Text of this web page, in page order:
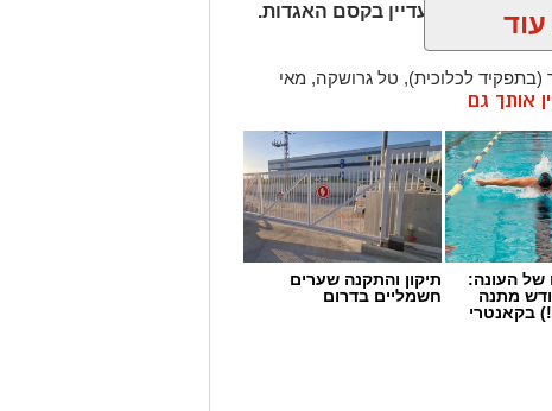
שמאמינים עדיין בקסם האגדות.
(בתפקיד לכלוכית), טל גרושקה, מאי
וביים טל גרושקה, בליווי פזמונים
ורביעיית מיתר, והקהל ייחשף גם
באמצעות טכנולוגיית בינה מלאכותית –
לאגדה הקסומה חיים חדשים.
אותך גם
העונה:
מתנה
בקאנטרי
תיקון והתקנה שערים
חשמליים בדרום